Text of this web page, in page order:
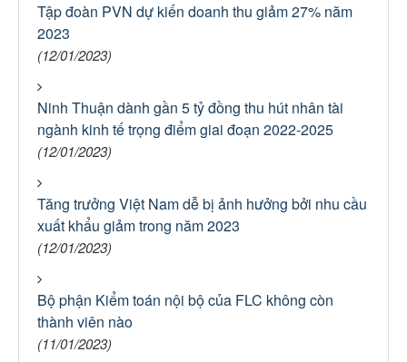
Tập đoàn PVN dự kiến doanh thu giảm 27% năm
2023
(12/01/2023)
Ninh Thuận dành gần 5 tỷ đồng thu hút nhân tài
ngành kinh tế trọng điểm giai đoạn 2022-2025
(12/01/2023)
Tăng trưởng Việt Nam dễ bị ảnh hưởng bởi nhu cầu
xuất khẩu giảm trong năm 2023
(12/01/2023)
Bộ phận Kiểm toán nội bộ của FLC không còn
thành viên nào
(11/01/2023)